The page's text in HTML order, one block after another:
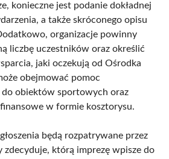
konieczne jest podanie dokładnej
a także skróconego opisu
organizacje powinny
liczbę uczestników oraz określić
jaki oczekują od Ośrodka
obejmować pomoc
obiektów sportowych oraz
w formie kosztorysu.
będą rozpatrywane przez
którą imprezę wpisze do